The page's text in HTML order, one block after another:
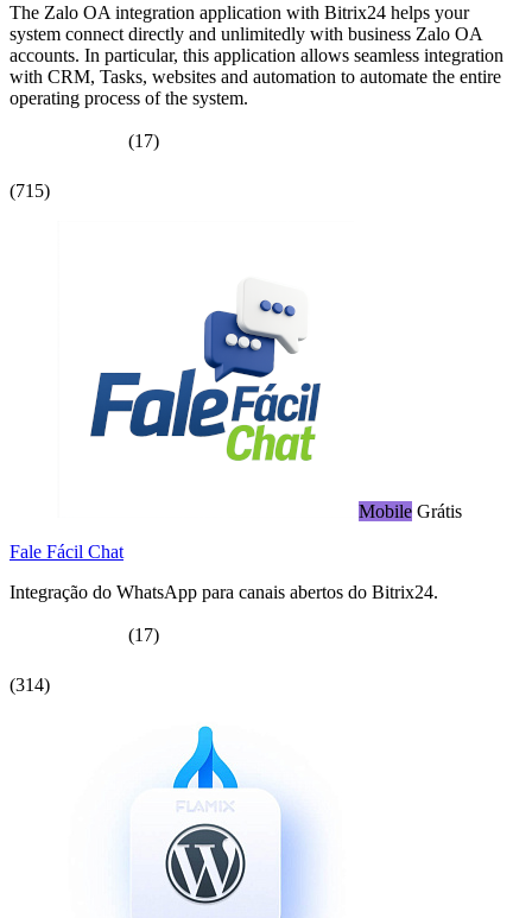
The Zalo OA integration application with Bitrix24 helps your
system connect directly and unlimitedly with business Zalo OA
accounts. In particular, this application allows seamless integration
with CRM, Tasks, websites and automation to automate the entire
operating process of the system.
(17)
(715)
Mobile Grátis
Fale Fácil Chat
Integração do WhatsApp para canais abertos do Bitrix24.
(17)
(314)